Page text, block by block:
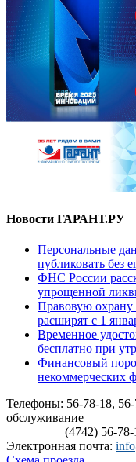
Новости ГАРАНТ.РУ
Персональные
публиковать без
ФНС России
упрощенной
Правовую охрану
расширят с 1
Временное
бесплатно при
Финансовый
некоммерческих
Телефоны: 56-78-18,
обслуживание
(4742) 56-
Электронная почта: